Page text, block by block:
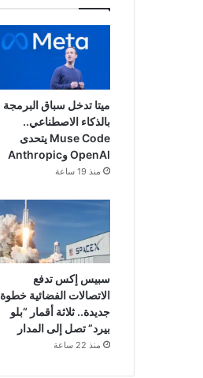
ميتا تدخل سباق البرمجة
بالذكاء الاصطناعي..
Muse Code يتحدى
OpenAI وAnthropic
منذ 19 ساعة
سبيس إكس تدفع
الاتصالات الفضائية خطوة
جديدة.. ثلاثة أقمار “بلو
بيرد” تصل إلى المدار
منذ 22 ساعة